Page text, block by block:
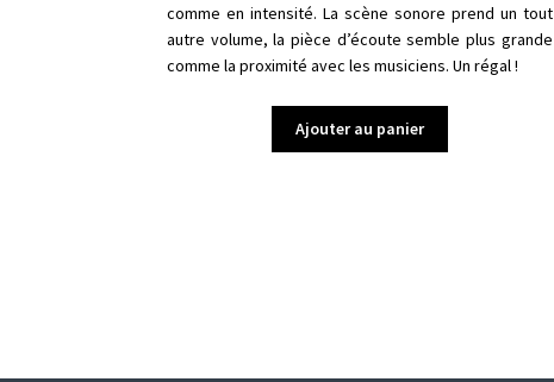
comme en intensité. La scène sonore prend un tout
autre volume, la pièce d’écoute semble plus grande
comme la proximité avec les musiciens. Un régal !
Ajouter au panier